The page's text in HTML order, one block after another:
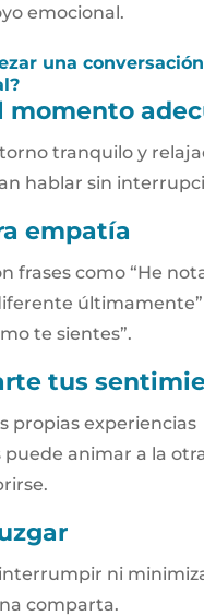
emocional.
una
momento
tranquilo y
hablar sin
empatía
frases como “He
últimamente”
te sientes”.
tus
propias experiencias
puede animar a la
ni
comparta.